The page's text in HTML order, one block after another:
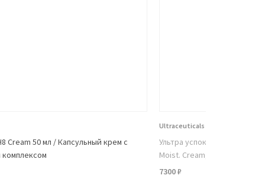
Cream 50 мл / Капсульный крем с
комплексом
Ultraceuticals
Ультра успокаивающий
Moist. Cream, 75 ml
7300 ₽